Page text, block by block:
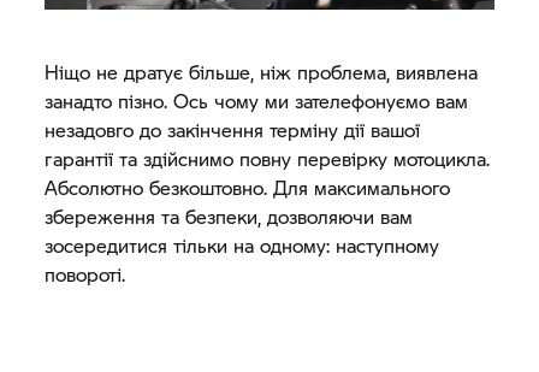
Ніщо не дратує більше, ніж проблема, виявлена
занадто пізно. Ось чому ми зателефонуємо вам
незадовго до закінчення терміну дії вашої
гарантії та здійснимо повну перевірку мотоцикла.
Абсолютно безкоштовно. Для максимального
збереження та безпеки, дозволяючи вам
зосередитися тільки на одному: наступному
повороті.